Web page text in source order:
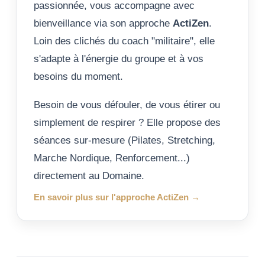
passionnée, vous accompagne avec
bienveillance via son approche ActiZen.
Loin des clichés du coach "militaire", elle
s'adapte à l'énergie du groupe et à vos
besoins du moment.
Besoin de vous défouler, de vous étirer ou
simplement de respirer ? Elle propose des
séances sur-mesure (Pilates, Stretching,
Marche Nordique, Renforcement...)
directement au Domaine.
En savoir plus sur l'approche ActiZen →